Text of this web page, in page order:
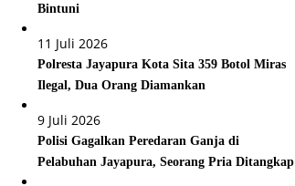
Bintuni
11 Juli 2026
Polresta Jayapura Kota Sita 359 Botol Miras
Ilegal, Dua Orang Diamankan
9 Juli 2026
Polisi Gagalkan Peredaran Ganja di
Pelabuhan Jayapura, Seorang Pria Ditangkap